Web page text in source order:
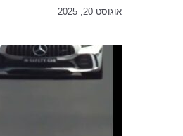
אוגוסט 20, 2025